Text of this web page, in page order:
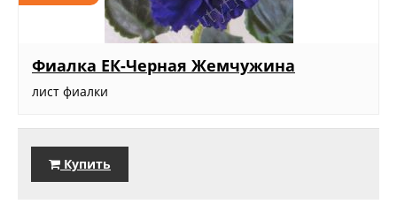
Фиалка ЕК-Черная Жемчужина
лист фиалки
Купить